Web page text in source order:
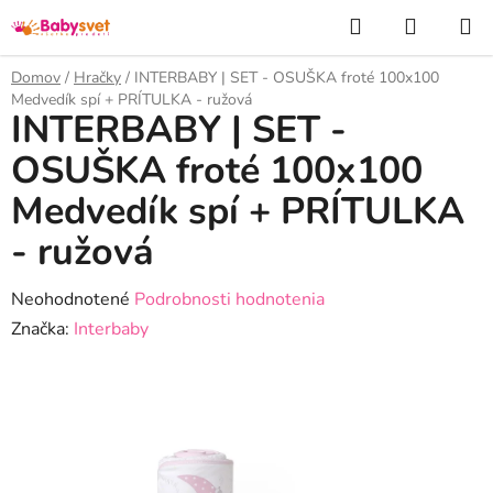
na
obsah
Hľadať
KOŠÍK
Domov / Hračky / INTERBABY | SET - OSUŠKA froté 100x100
Medvedík spí + PRÍTULKA - ružová
INTERBABY | SET -
OSUŠKA froté 100x100
Medvedík spí + PRÍTULKA
- ružová
Priemerné
hodnotenie
Neohodnotené Podrobnosti hodnotenia
Značka: Interbaby